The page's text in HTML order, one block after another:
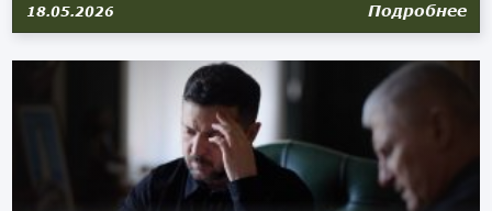
18.05.2026 Подробнее